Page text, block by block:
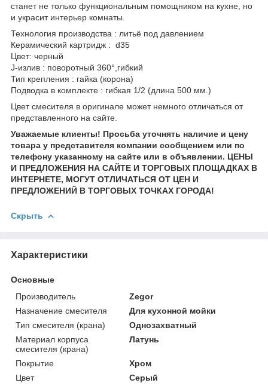
станет не только функциональным помощником на кухне, но
и украсит интерьер комнаты.
Технология производства : литьё под давлением
Керамический картридж : d35
Цвет: черный
J-излив : поворотный 360°,гибкий
Тип крепления : гайка (корона)
Подводка в комплекте : гибкая 1/2 (длина 500 мм.)
Цвет смесителя в оригинале может немного отличаться от
представленного на сайте.
Уважаемые клиенты! Просьба уточнять наличие и цену
товара у представителя компании сообщением или по
телефону указанному на сайте или в объявлении. ЦЕНЫ
И ПРЕДЛОЖЕНИЯ НА САЙТЕ И ТОРГОВЫХ ПЛОЩАДКАХ В
ИНТЕРНЕТЕ, МОГУТ ОТЛИЧАТЬСЯ ОТ ЦЕН И
ПРЕДЛОЖЕНИЙ В ТОРГОВЫХ ТОЧКАХ ГОРОДА!
Скрыть
Характеристики
Основные
Производитель
Zegor
Назначение смесителя
Для кухонной мойки
Тип смесителя (крана)
Однозахватный
Материал корпуса
смесителя (крана)
Латунь
Покрытие
Хром
Цвет
Серый